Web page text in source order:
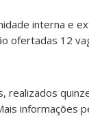
interna e
ofertadas 12
informações